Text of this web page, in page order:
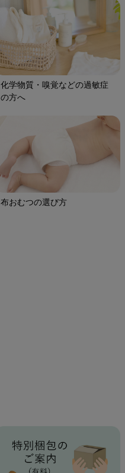
化学物質・嗅覚などの過敏症
の方へ
布おむつの選び方